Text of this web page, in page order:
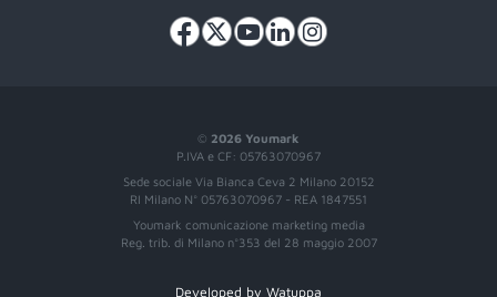
© 2026 Youmark
P.IVA e CF: 05763070967
Sede sociale Via Bianca Ceva 2 Milano 20152
RI Milano N° 05763070967 - REA 1847551
Youmark comunicazione marketing media
Reg. trib. di Milano n°353 del 28 maggio 2007
Developed by Watuppa